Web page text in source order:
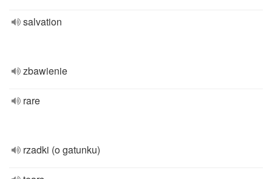
salvation
zbawienie
rare
rzadki (o gatunku)